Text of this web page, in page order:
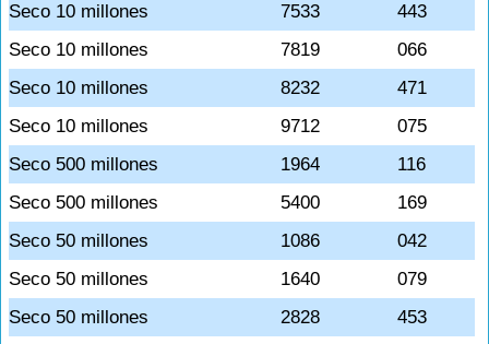
Seco 10 millones
7533
443
Seco 10 millones
7819
066
Seco 10 millones
8232
471
Seco 10 millones
9712
075
Seco 500 millones
1964
116
Seco 500 millones
5400
169
Seco 50 millones
1086
042
Seco 50 millones
1640
079
Seco 50 millones
2828
453